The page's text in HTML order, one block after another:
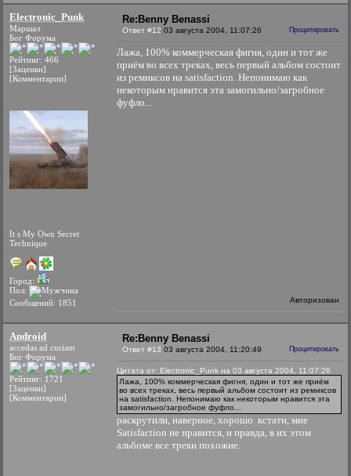
Electronic_Punk
Маршал
Бог Форума
Рейтинг: 466
[Заценки]
[Комментарии]
It s My Own Secret
Technique
Город:
Пол:
Сообщений: 1851
Re:Benny Benassi
Ответ #12 03 августа 2004, 11:07:26 Процитировать
Лажа, 100% коммерческая фигня, один и тот же
приём во всех треках, весь первый альбом состоит
из ремиксов на satisfaction. Непонимаю как
некоторым нравится эта замогильно/загробное
фуфло...
Авторизован
Android
accedas ad curiam
Бог Форума
Рейтинг: 1721
[Заценки]
[Комментарии]
Re:Benny Benassi
Ответ #13 03 августа 2004, 11:20:49 Процитировать
Цитата от: Electronic_Punk на 03 августа 2004, 11:07:26
Лажа, 100% коммерческая фигня, один и тот же приём
во всех треках, весь первый альбом состоит из ремиксов
на satisfaction. Непонимаю как некоторым нравится эта
замогильно/загробное фуфло...
раскрутили, наверное, хорошо кстати, мне
Satisfaction не нравится, и правда, в их этом
альбоме все треки похожие.